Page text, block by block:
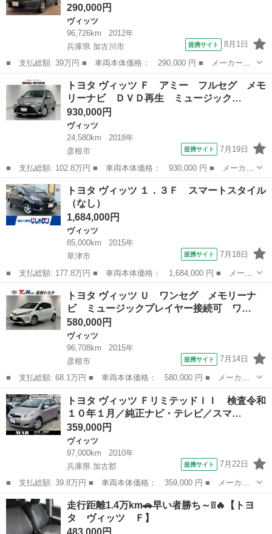
290,000円
ヴィッツ
96,726km
2012年
兵庫県 加古川市
提携サイト 8月1日
■ 支払総額: 39万円 ■ 車両本体価格： 290,000 円 ■ メーカー
名： トヨタ ■ 車種名： ヴィッツ ■ グレード名： Ｆ ＥＴ
Ｃ ナビ ＴＶ アルミホイール 電動格納ミラー ＣＶＴ ＣＤ
ＵＳＢ ミュージッ...
兵庫 加古川市 ヴィッツ
トヨタ ヴィッツ Ｆ アミー フルセグ メモ
リーナビ ＤＶＤ再生 ミュージック…
930,000円
ヴィッツ
24,580km
2018年
彦根市
提携サイト 7月19日
■ 支払総額: 102.8万円 ■ 車両本体価格： 930,000 円 ■ メーカー
名： トヨタ ■ 車種名： ヴィッツ ■ グレード名： Ｆ アミ
ー フルセグ メモリーナビ ＤＶＤ再生 ミュージックプレイヤー
接続可 バッ...
滋賀 彦根市 ヴィッツ
トヨタ ヴィッツ １．３Ｆ スマートスタイル
（なし）
1,684,000円
ヴィッツ
85,000km
2015年
草津市
提携サイト 7月18日
■ 支払総額: 177.8万円 ■ 車両本体価格： 1,684,000 円 ■ メーカ
ー名： トヨタ ■ 車種名： ヴィッツ ■ グレード名： １．３
Ｆ スマートスタイル ■ 排気量： 1300cc ■ ドア枚数： 5D ...
滋賀 草津市 ヴィッツ
トヨタ ヴィッツ Ｕ ワンセグ メモリーナ
ビ ミュージックプレイヤー接続可 ワ…
580,000円
ヴィッツ
96,708km
2015年
彦根市
提携サイト 7月14日
■ 支払総額: 68.1万円 ■ 車両本体価格： 580,000 円 ■ メーカー
名： トヨタ ■ 車種名： ヴィッツ ■ グレード名： Ｕ ワンセ
グ メモリーナビ ミュージックプレイヤー接続可 ワンオーナー
アイドリング...
滋賀 彦根市 ヴィッツ
トヨタ ヴィッツ ＦリミテッドＩＩ 検査令和
１０年１月／純正ナビ・テレビ／スマ…
359,000円
ヴィッツ
97,000km
2010年
兵庫県 加古郡
提携サイト 7月22日
■ 支払総額: 39.8万円 ■ 車両本体価格： 359,000 円 ■ メーカー
名： トヨタ ■ 車種名： ヴィッツ ■ グレード名： Ｆリミテッ
ドＩＩ 検査令和１０年１月／純正ナビ・テレビ／スマートキー２個
／ディスチャ...
兵庫 加古郡 ヴィッツ
走行距離1.4万km🚗早い者勝ち～❕❕🔥【トヨ
タ ヴィッツ Ｆ】